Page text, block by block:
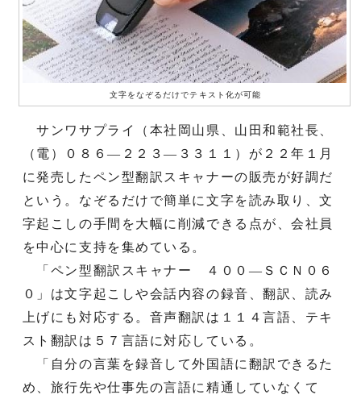
文字をなぞるだけでテキスト化が可能
サンワサプライ（本社岡山県、山田和範社長、
（電）０８６―２２３―３３１１）が２２年１月
に発売したペン型翻訳スキャナーの販売が好調だ
という。なぞるだけで簡単に文字を読み取り、文
字起こしの手間を大幅に削減できる点が、会社員
を中心に支持を集めている。
「ペン型翻訳スキャナー ４００―ＳＣＮ０６
０」は文字起こしや会話内容の録音、翻訳、読み
上げにも対応する。音声翻訳は１１４言語、テキ
スト翻訳は５７言語に対応している。
「自分の言葉を録音して外国語に翻訳できるた
め、旅行先や仕事先の言語に精通していなくて